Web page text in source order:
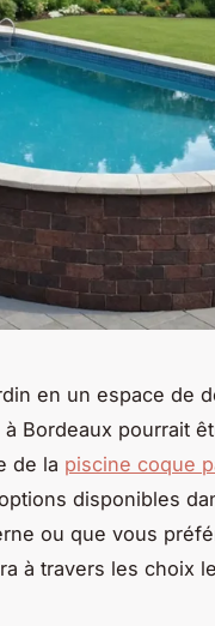
en un espace de
Bordeaux pourrait
de la piscine coque
disponibles
ou que vous
à travers les choix